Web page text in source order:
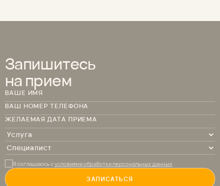
Запишитесь
на прием
ВАШЕ ИМЯ
ВАШ НОМЕР ТЕЛЕФОНА
ЖЕЛАЕМАЯ ДАТА ПРИЕМА
Я соглашаюсь сусловиями обработки персональных данных
ЗАПИСАТЬСЯ